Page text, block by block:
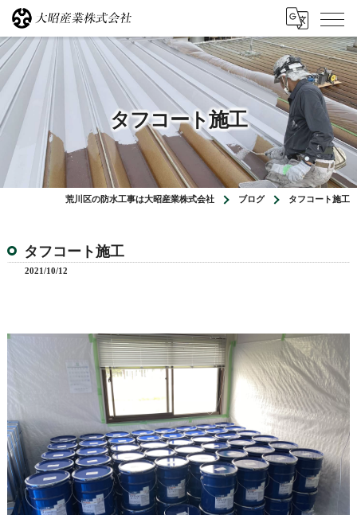
タフコート施工
荒川区の防水工事は大昭産業株式会社 ブログ タフコート施工
タフコート施工
2021/10/12